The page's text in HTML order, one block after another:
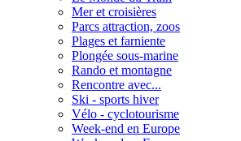
Mer et croisières
Parcs attraction, zoos
Plages et farniente
Plongée sous-marine
Rando et montagne
Rencontre avec...
Ski - sports hiver
Vélo - cyclotourisme
Week-end en Europe